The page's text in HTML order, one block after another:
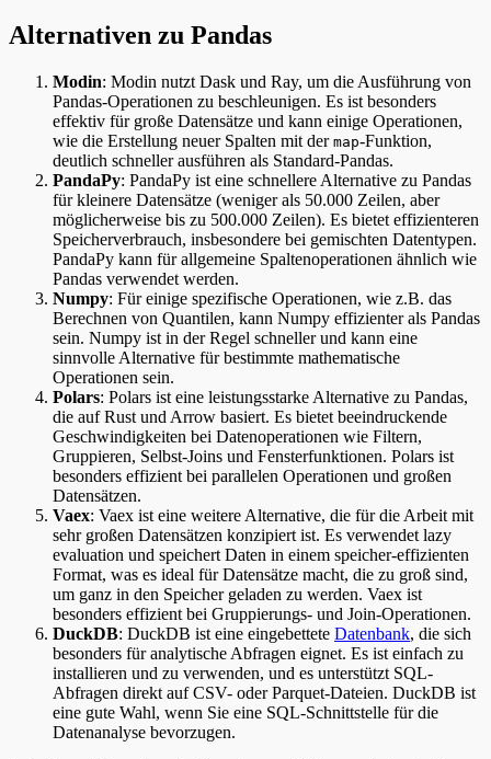
Alternativen zu Pandas
Modin: Modin nutzt Dask und Ray, um die Ausführung von
Pandas-Operationen zu beschleunigen. Es ist besonders
effektiv für große Datensätze und kann einige Operationen,
wie die Erstellung neuer Spalten mit der map-Funktion,
deutlich schneller ausführen als Standard-Pandas​​.
PandaPy: PandaPy ist eine schnellere Alternative zu Pandas
für kleinere Datensätze (weniger als 50.000 Zeilen, aber
möglicherweise bis zu 500.000 Zeilen). Es bietet effizienteren
Speicherverbrauch, insbesondere bei gemischten Datentypen.
PandaPy kann für allgemeine Spaltenoperationen ähnlich wie
Pandas verwendet werden​​.
Numpy: Für einige spezifische Operationen, wie z.B. das
Berechnen von Quantilen, kann Numpy effizienter als Pandas
sein. Numpy ist in der Regel schneller und kann eine
sinnvolle Alternative für bestimmte mathematische
Operationen sein​​.
Polars: Polars ist eine leistungsstarke Alternative zu Pandas,
die auf Rust und Arrow basiert. Es bietet beeindruckende
Geschwindigkeiten bei Datenoperationen wie Filtern,
Gruppieren, Selbst-Joins und Fensterfunktionen. Polars ist
besonders effizient bei parallelen Operationen und großen
Datensätzen​​.
Vaex: Vaex ist eine weitere Alternative, die für die Arbeit mit
sehr großen Datensätzen konzipiert ist. Es verwendet lazy
evaluation und speichert Daten in einem speicher-effizienten
Format, was es ideal für Datensätze macht, die zu groß sind,
um ganz in den Speicher geladen zu werden. Vaex ist
besonders effizient bei Gruppierungs- und Join-Operationen​​.
DuckDB: DuckDB ist eine eingebettete Datenbank, die sich
besonders für analytische Abfragen eignet. Es ist einfach zu
installieren und zu verwenden, und es unterstützt SQL-
Abfragen direkt auf CSV- oder Parquet-Dateien. DuckDB ist
eine gute Wahl, wenn Sie eine SQL-Schnittstelle für die
Datenanalyse bevorzugen​​.